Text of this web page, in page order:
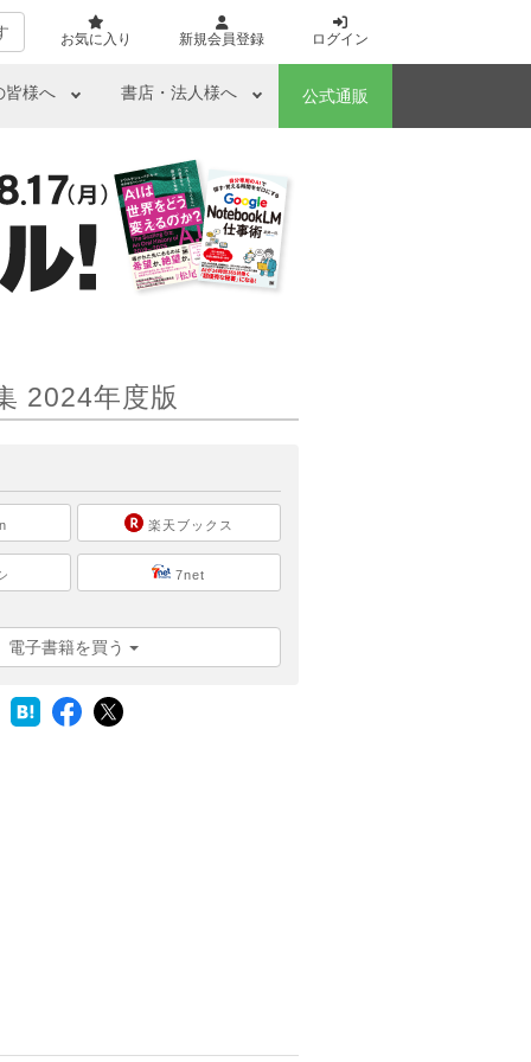
お気に入り 新規会員登録 ログイン
皆様へ 書店・法人様へ 公式通販
2024年度版
楽天ブックス
7net
電子書籍を買う